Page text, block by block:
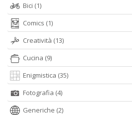
Bici (1)
Comics (1)
Creatività (13)
Cucina (9)
Enigmistica (35)
Fotografia (4)
Generiche (2)